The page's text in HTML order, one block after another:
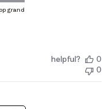
helpful?
0
0